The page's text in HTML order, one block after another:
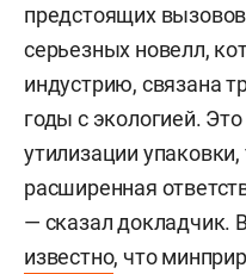
предстоящих
серьезных новелл,
индустрию, связана
годы с экологией.
утилизации
расширенная
— сказал докладчик.
известно, что